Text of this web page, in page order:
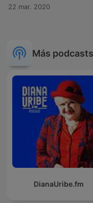
22 mar. 2020
Más
DianaUribe.fm